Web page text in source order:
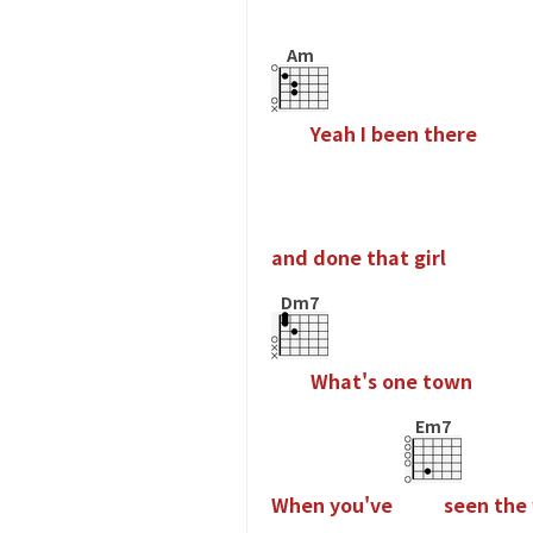
Am
Yeah I been there
and done that girl
Dm7
What's one town
When you've
Em7
seen the